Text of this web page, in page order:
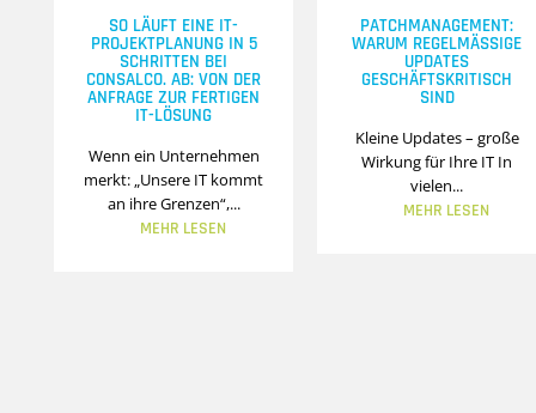
SO LÄUFT EINE IT-
PROJEKTPLANUNG IN 5
SCHRITTEN BEI
CONSALCO. AB: VON DER
ANFRAGE ZUR FERTIGEN
IT-LÖSUNG
Wenn ein Unternehmen
merkt: „Unsere IT kommt
an ihre Grenzen“,...
MEHR LESEN
PATCHMANAGEMENT:
WARUM REGELMÄSSIGE U
PDATES G
ESCHÄFTSKRITISCH S
IND
Kleine Updates – große
Wirkung für Ihre IT In
vielen...
MEHR LESEN